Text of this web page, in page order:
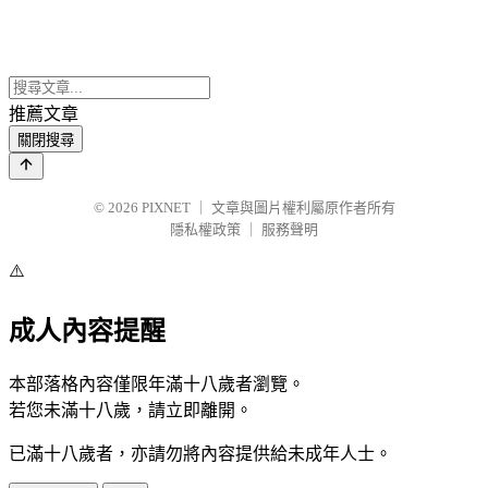
推薦文章
關閉搜尋
© 2026 PIXNET
文章與圖片權利屬原作者所有
隱私權政策
服務聲明
⚠️
成人內容提醒
本部落格內容僅限年滿十八歲者瀏覽。
若您未滿十八歲，請立即離開。
已滿十八歲者，亦請勿將內容提供給未成年人士。